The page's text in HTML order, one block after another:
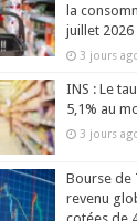
la
juillet 2026
3 jours
INS : Le
5,1% au
3 jours
Bourse de
revenu